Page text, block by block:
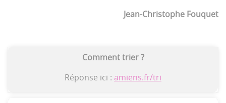
Jean-Christophe Fouquet
Comment trier ?
Réponse ici : amiens.fr/tri